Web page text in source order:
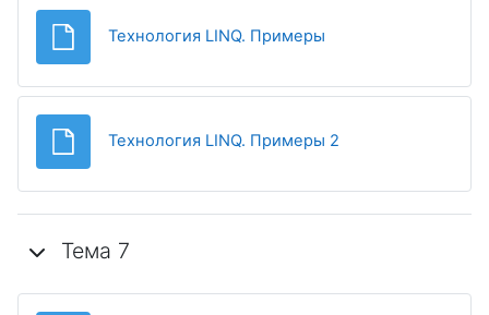
Технология LINQ. Примеры
Технология LINQ. Примеры 2
Тема 7